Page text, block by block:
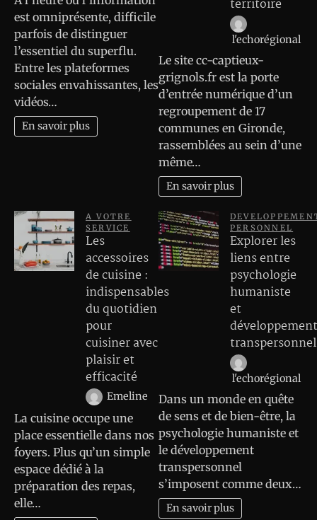
est omniprésente, difficile
parfois de distinguer
l’essentiel du superflu.
Entre les plateformes
sociales envahissantes, les
vidéos…
En savoir plus
territoire
l'echorégional
Le site cc-captieux-
grignols.fr est la porte
d’entrée numérique d’un
regroupement de 17
communes en Gironde,
rassemblées au sein d’une
même…
En savoir plus
A VOTRE
SERVICE
Les
accessoires
de cuisine :
indispensables
du quotidien
pour
cuisiner avec
plaisir et
efficacité
Emeline
La cuisine occupe une
place essentielle dans nos
foyers. Plus qu’un simple
espace dédié à la
préparation des repas,
elle…
PERSONNEL
Explorer les
liens entre
psychologie
humaniste
et
développement
transpersonnel
l'echorégional
Dans un monde en quête
de sens et de bien-être, la
psychologie humaniste et
le développement
transpersonnel
s’imposent comme deux…
En savoir plus